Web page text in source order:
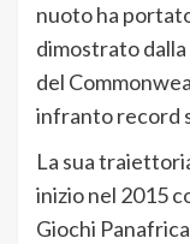
nuoto ha
dimostrato
del
infranto record
La sua
inizio nel 2015
Giochi